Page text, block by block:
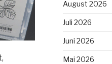
August 2026
Juli 2026
Juni 2026
Mai 2026